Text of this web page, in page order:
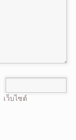
เว็บไซต์